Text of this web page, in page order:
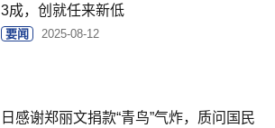
3成，创就任来新低
要闻 2025-08-12
日感谢郑丽文捐款“青鸟”气炸，质问国民